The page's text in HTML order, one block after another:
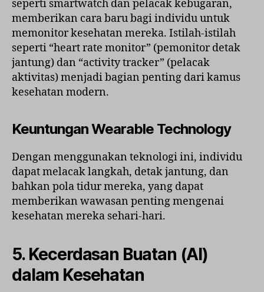
seperti smartwatch dan pelacak kebugaran,
memberikan cara baru bagi individu untuk
memonitor kesehatan mereka. Istilah-istilah
seperti “heart rate monitor” (pemonitor detak
jantung) dan “activity tracker” (pelacak
aktivitas) menjadi bagian penting dari kamus
kesehatan modern.
Keuntungan Wearable Technology
Dengan menggunakan teknologi ini, individu
dapat melacak langkah, detak jantung, dan
bahkan pola tidur mereka, yang dapat
memberikan wawasan penting mengenai
kesehatan mereka sehari-hari.
5. Kecerdasan Buatan (AI)
dalam Kesehatan